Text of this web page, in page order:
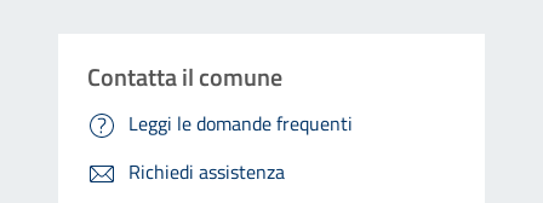
Contatta il comune
Leggi le domande frequenti
Richiedi assistenza